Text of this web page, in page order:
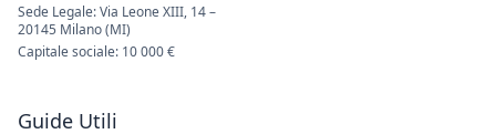
Guide Utili
Sede Legale: Via Leone XIII, 14 –
20145 Milano (MI)
Capitale sociale: 10 000 €